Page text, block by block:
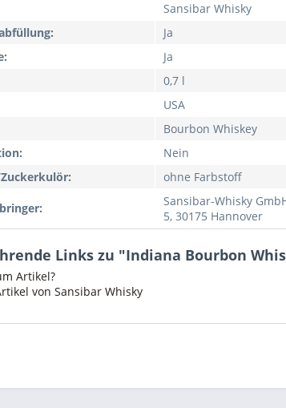
Sansibar Whisky
Ja
Ja
0,7 l
USA
Bourbon Whiskey
Nein
ohne Farbstoff
Sansibar-Whisky
5, 30175 Hannover
Links zu "Indiana Bourbon
Artikel?
von Sansibar Whisky